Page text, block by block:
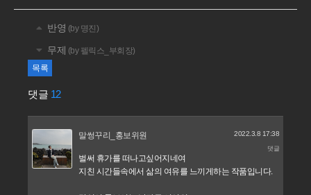
반영 (by 명진)
무제 (by 펠릭스_부회장)
목록
댓글 12
말썽꾸리_홍보위원 2022.3.8 17:38
댓글
벌써 휴가를 떠나고싶어지네여
지친 시간들속에서 삶의 여유를 느끼게하는 작품입니다.